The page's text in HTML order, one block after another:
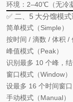
环境 ： 2–40℃ （无冷
✅ 二、5 大分馏模
简单模式（Simple）
按时间 / 滴数 / 体积 /
峰值模式（Peak）
识别最多 10 个峰 ，
窗口模式（Window）
设最多 16 个时间窗口
手动模式（Manual）